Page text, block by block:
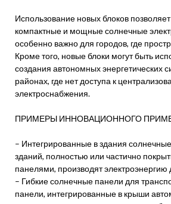
Использование новых блоков
компактные и мощные солнечные
особенно важно для городов, где
Кроме того, новые блоки могут быть
создания автономных энергетических
районах, где нет доступа к
электроснабжения.
ПРИМЕРЫ ИННОВАЦИОННОГО
– Интегрированные в здания
зданий, полностью или частично
панелями, производят электроэнергию
– Гибкие солнечные панели для
панели, интегрированные в крыши